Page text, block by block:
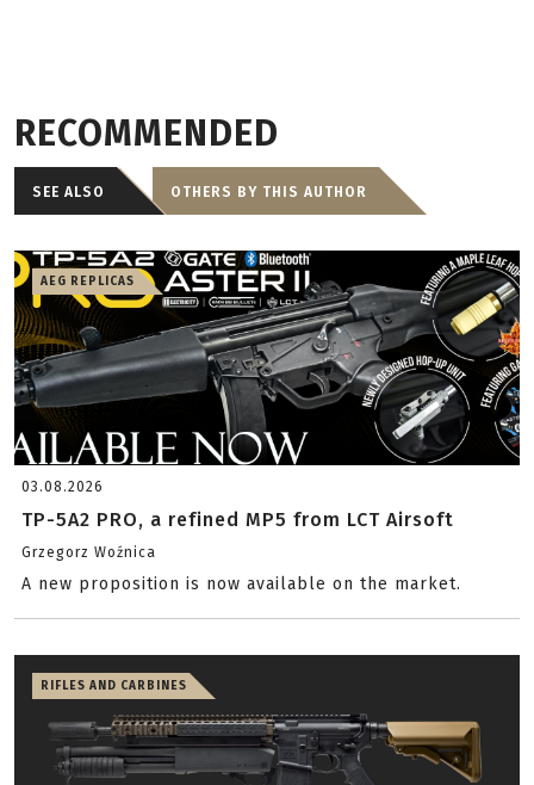
RECOMMENDED
SEE ALSO OTHERS BY THIS AUTHOR
AEG REPLICAS
03.08.2026
TP-5A2 PRO, a refined MP5 from LCT Airsoft
Grzegorz Woźnica
A new proposition is now available on the market.
RIFLES AND CARBINES